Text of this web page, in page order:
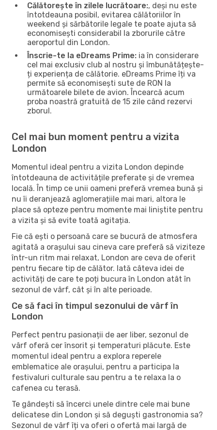
Călătorește în zilele lucrătoare:, deși nu este
întotdeauna posibil, evitarea călătoriilor în
weekend și sărbătorile legale te poate ajuta să
economisești considerabil la zborurile către
aeroportul din London.
Înscrie-te la eDreams Prime: ia în considerare
cel mai exclusiv club al nostru și îmbunătățește-
ți experiența de călătorie. eDreams Prime îți va
permite să economisești sute de RON la
următoarele bilete de avion. Încearcă acum
proba noastră gratuită de 15 zile când rezervi
zborul.
Cel mai bun moment pentru a vizita
London
Momentul ideal pentru a vizita London depinde
întotdeauna de activitățile preferate și de vremea
locală. În timp ce unii oameni preferă vremea bună și
nu îi deranjează aglomerațiile mai mari, altora le
place să opteze pentru momente mai liniștite pentru
a vizita și să evite toată agitația.
Fie că ești o persoană care se bucură de atmosfera
agitată a orașului sau cineva care preferă să viziteze
într-un ritm mai relaxat, London are ceva de oferit
pentru fiecare tip de călător. Iată câteva idei de
activități de care te poți bucura în London atât în ​​
sezonul de vârf, cât și în alte perioade.
Ce să faci în timpul sezonului de vârf în
London
Perfect pentru pasionații de aer liber, sezonul de
vârf oferă cer însorit și temperaturi plăcute. Este
momentul ideal pentru a explora reperele
emblematice ale orașului, pentru a participa la
festivaluri culturale sau pentru a te relaxa la o
cafenea cu terasă.
Te gândești să încerci unele dintre cele mai bune
delicatese din London și să deguști gastronomia sa?
Sezonul de vârf îți va oferi o ofertă mai largă de